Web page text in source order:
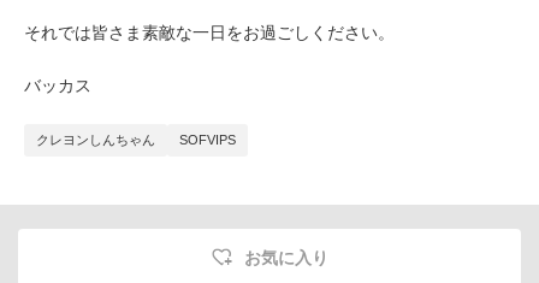
それでは皆さま素敵な一日をお過ごしください。
バッカス
クレヨンしんちゃん SOFVIPS
お気に入り